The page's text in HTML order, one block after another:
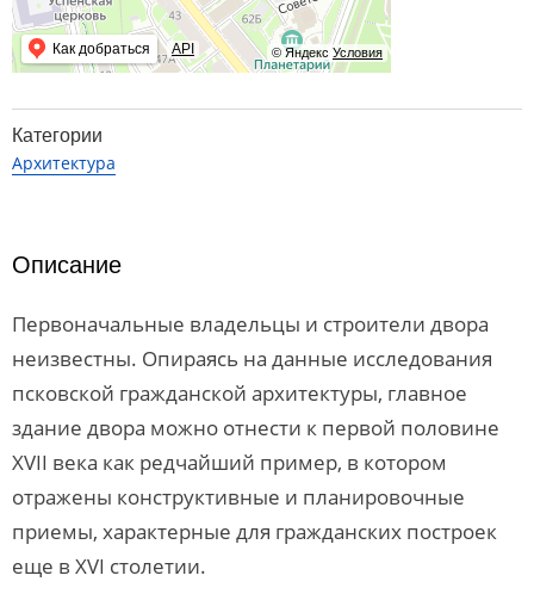
© Яндекс Условия
Как добраться API
Категории
Архитектура
Описание
Первоначальные владельцы и строители двора
неизвестны. Опираясь на данные исследования
псковской гражданской архитектуры, главное
здание двора можно отнести к первой половине
ХVII века как редчайший пример, в котором
отражены конструктивные и планировочные
приемы, характерные для гражданских построек
еще в ХVI столетии.